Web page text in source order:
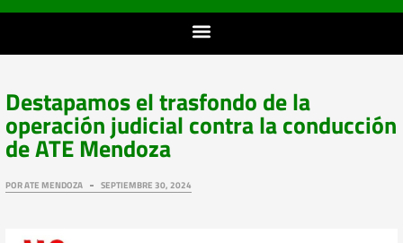
Destapamos el trasfondo de la
operación judicial contra la conducción
de ATE Mendoza
PORATE MENDOZA SEPTIEMBRE 30, 2024